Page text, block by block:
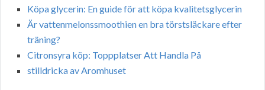
Köpa glycerin: En guide för att köpa kvalitetsglycerin
Är vattenmelonssmoothien en bra törstsläckare efter
träning?
Citronsyra köp: Toppplatser Att Handla På
stilldricka av Aromhuset